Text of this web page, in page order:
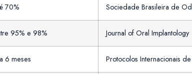
70% Sociedade Brasileira de
95% e 98% Journal of Oral Implantology
6 meses Protocolos Internacionais